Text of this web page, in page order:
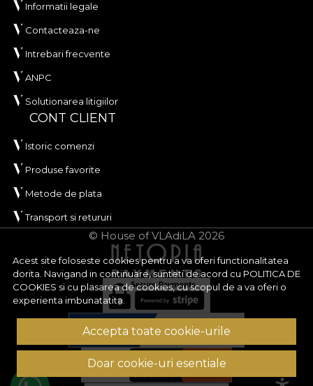
Acest site foloseste cookies pentru a va oferi functionalitatea
dorita. Navigand in continuare, sunteti de acord cu POLITICA DE
COOKIES si cu plasarea de cookies, cu scopul de a va oferi o
experienta imbunatatita.
Accepta toate cookie-urile
Doar cookie-uri esentiale
Informatii legale
Contacteaza-ne
Intrebari frecvente
ANPC
Solutionarea litigiilor
CONT CLIENT
Istoric comenzi
Produse favorite
Metode de plata
Transport si retururi
© House of VLAdiLA 2026